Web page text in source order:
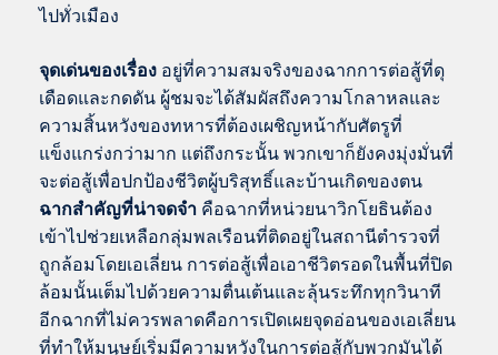
ไปทั่วเมือง
จุดเด่นของเรื่องอยู่ที่ความสมจริงของฉากการต่อสู้ที่ดุ
เดือดและกดดัน ผู้ชมจะได้สัมผัสถึงความโกลาหลและ
ความสิ้นหวังของทหารที่ต้องเผชิญหน้ากับศัตรูที่
แข็งแกร่งกว่ามาก แต่ถึงกระนั้น พวกเขาก็ยังคงมุ่งมั่นที่
จะต่อสู้เพื่อปกป้องชีวิตผู้บริสุทธิ์และบ้านเกิดของตน
ฉากสำคัญที่น่าจดจำคือฉากที่หน่วยนาวิกโยธินต้อง
เข้าไปช่วยเหลือกลุ่มพลเรือนที่ติดอยู่ในสถานีตำรวจที่
ถูกล้อมโดยเอเลี่ยน การต่อสู้เพื่อเอาชีวิตรอดในพื้นที่ปิด
ล้อมนั้นเต็มไปด้วยความตื่นเต้นและลุ้นระทึกทุกวินาที
อีกฉากที่ไม่ควรพลาดคือการเปิดเผยจุดอ่อนของเอเลี่ยน
ที่ทำให้มนุษย์เริ่มมีความหวังในการต่อสู้กับพวกมันได้